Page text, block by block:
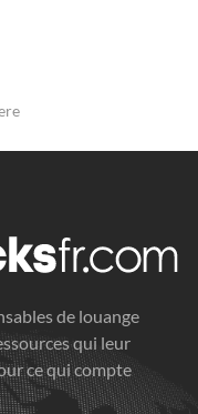
de louange
qui leur
ce qui compte